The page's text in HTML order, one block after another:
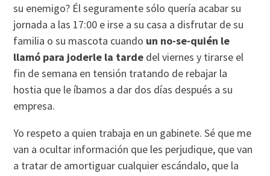
su enemigo? Él seguramente sólo quería acabar su
jornada a las 17:00 e irse a su casa a disfrutar de su
familia o su mascota cuando un no-se-quién le
llamó para joderle la tarde del viernes y tirarse el
fin de semana en tensión tratando de rebajar la
hostia que le íbamos a dar dos días después a su
empresa.
Yo respeto a quien trabaja en un gabinete. Sé que me
van a ocultar información que les perjudique, que van
a tratar de amortiguar cualquier escándalo, que la